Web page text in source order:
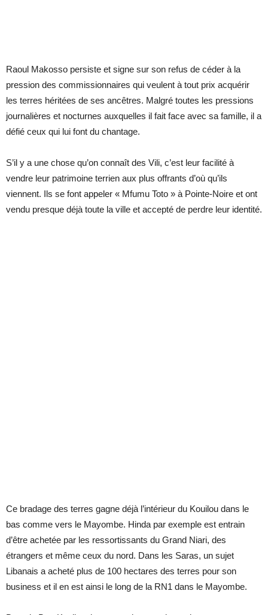
Raoul Makosso persiste et signe sur son refus de céder à la
pression des commissionnaires qui veulent à tout prix acquérir
les terres héritées de ses ancêtres. Malgré toutes les pressions
journalières et nocturnes auxquelles il fait face avec sa famille, il a
défié ceux qui lui font du chantage.
S’il y a une chose qu’on connaît des Vili, c’est leur facilité à
vendre leur patrimoine terrien aux plus offrants d’où qu’ils
viennent. Ils se font appeler « Mfumu Toto » à Pointe-Noire et ont
vendu presque déjà toute la ville et accepté de perdre leur identité.
Ce bradage des terres gagne déjà l’intérieur du Kouilou dans le
bas comme vers le Mayombe. Hinda par exemple est entrain
d’être achetée par les ressortissants du Grand Niari, des
étrangers et même ceux du nord. Dans les Saras, un sujet
Libanais a acheté plus de 100 hectares des terres pour son
business et il en est ainsi le long de la RN1 dans le Mayombe.